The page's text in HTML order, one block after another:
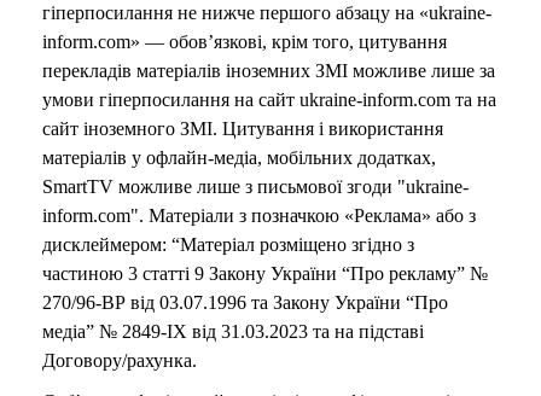
гіперпосилання не нижче першого абзацу на «ukraine-
inform.com» — обов’язкові, крім того, цитування
перекладів матеріалів іноземних ЗМІ можливе лише за
умови гіперпосилання на сайт ukraine-inform.com та на
сайт іноземного ЗМІ. Цитування і використання
матеріалів у офлайн-медіа, мобільних додатках,
SmartTV можливе лише з письмової згоди "ukraine-
inform.com". Матеріали з позначкою «Реклама» або з
дисклеймером: “Матеріал розміщено згідно з
частиною 3 статті 9 Закону України “Про рекламу” №
270/96-ВР від 03.07.1996 та Закону України “Про
медіа” № 2849-IX від 31.03.2023 та на підставі
Договору/рахунка.